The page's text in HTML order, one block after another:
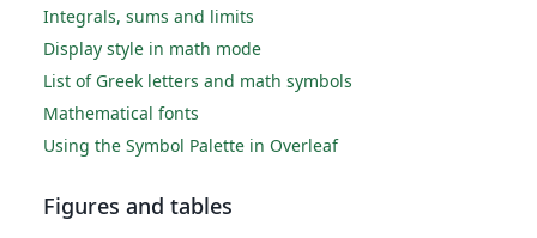
Integrals, sums and limits
Display style in math mode
List of Greek letters and math symbols
Mathematical fonts
Using the Symbol Palette in Overleaf
Figures and tables